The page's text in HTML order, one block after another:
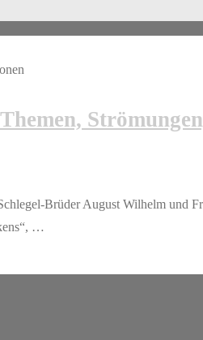
Brüder August Wilhelm und
…